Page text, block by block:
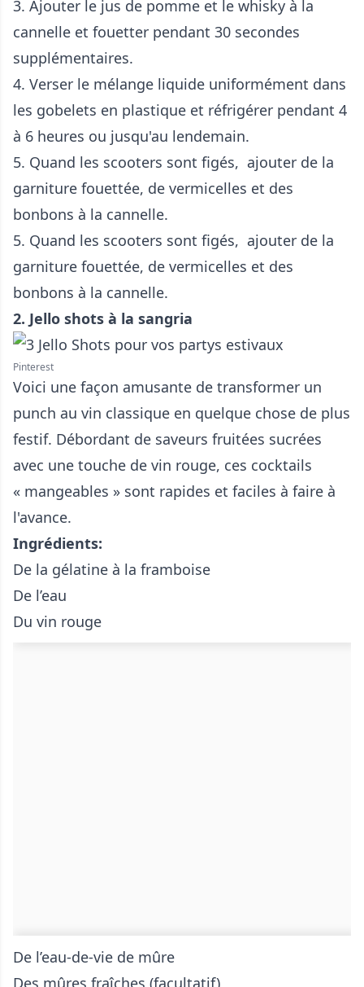
3. Ajouter le jus de pomme et le whisky à la
cannelle et fouetter pendant 30 secondes
supplémentaires.
4. Verser le mélange liquide uniformément dans
les gobelets en plastique et réfrigérer pendant 4
à 6 heures ou jusqu'au lendemain.
5. Quand les scooters sont figés, ajouter de la
garniture fouettée, de vermicelles et des
bonbons à la cannelle.
5. Quand les scooters sont figés, ajouter de la
garniture fouettée, de vermicelles et des
bonbons à la cannelle.
2. Jello shots à la sangria
Pinterest
Voici une façon amusante de transformer un
punch au vin classique en quelque chose de plus
festif. Débordant de saveurs fruitées sucrées
avec une touche de vin rouge, ces cocktails
« mangeables » sont rapides et faciles à faire à
l'avance.
Ingrédients:
De la gélatine à la framboise
De l’eau
Du vin rouge
De l’eau-de-vie de mûre
Des mûres fraîches (facultatif)